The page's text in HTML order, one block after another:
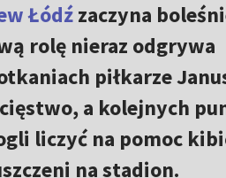
Łódźzaczyna
rolę nieraz odgrywa
piłkarze
a kolejnych
liczyć na pomoc
na stadion.